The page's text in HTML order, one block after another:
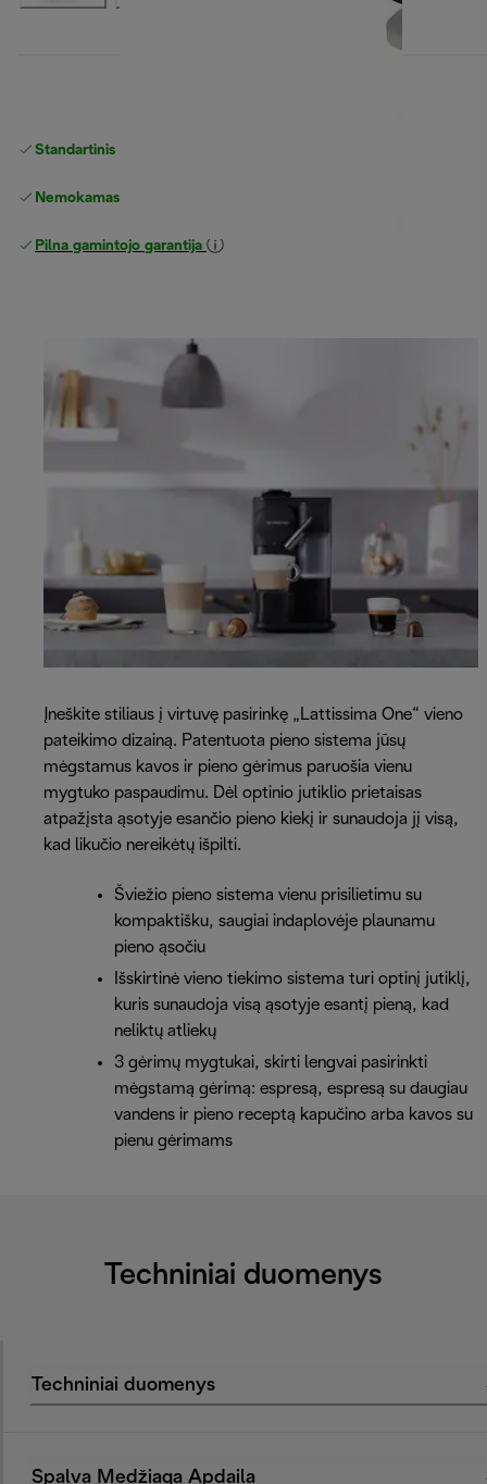
Standartinis nemokamas
Nemokamas grąžinimas
Pilna gamintojo garantija
Įneškite stiliaus į virtuvę pasirinkę „Lattissima One“ vieno
pateikimo dizainą. Patentuota pieno sistema jūsų
mėgstamus kavos ir pieno gėrimus paruošia vienu
mygtuko paspaudimu. Dėl optinio jutiklio prietaisas
atpažįsta ąsotyje esančio pieno kiekį ir sunaudoja jį visą,
kad likučio nereikėtų išpilti.
Šviežio pieno sistema vienu prisilietimu su
kompaktišku, saugiai indaplovėje plaunamu
pieno ąsočiu
Išskirtinė vieno tiekimo sistema turi optinį jutiklį,
kuris sunaudoja visą ąsotyje esantį pieną, kad
neliktų atliekų
3 gėrimų mygtukai, skirti lengvai pasirinkti
mėgstamą gėrimą: espresą, espresą su daugiau
vandens ir pieno receptą kapučino arba kavos su
pienu gėrimams
Techniniai duomenys
Techniniai duomenys
Spalva Medžiaga Apdaila